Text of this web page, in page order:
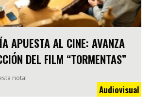
APUESTA AL CINE: AVANZA
DEL FILM “TORMENTAS”
nota!
Audiovisual